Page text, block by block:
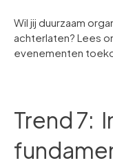
Wil jij duurzaam
achterlaten? Lees
evenementen
Trend 7: